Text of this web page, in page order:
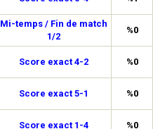
Mi-temps / Fin de match
1/2
%0
Score exact 4-2 %0
Score exact 5-1 %0
Score exact 1-4 %0